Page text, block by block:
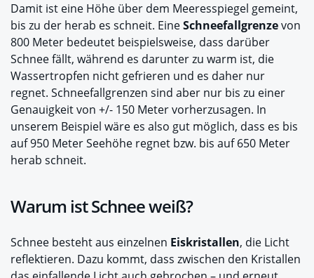
Damit ist eine Höhe über dem Meeresspiegel gemeint,
bis zu der herab es schneit. EineSchneefallgrenzevon
800 Meter bedeutet beispielsweise, dass darüber
Schnee fällt, während es darunter zu warm ist, die
Wassertropfen nicht gefrieren und es daher nur
regnet. Schneefallgrenzen sind aber nur bis zu einer
Genauigkeit von +/- 150 Meter vorherzusagen. In
unserem Beispiel wäre es also gut möglich, dass es bis
auf 950 Meter Seehöhe regnet bzw. bis auf 650 Meter
herab schneit.
Warum ist Schnee weiß?
Schnee besteht aus einzelnen Eiskristallen, die Licht
reflektieren. Dazu kommt, dass zwischen den Kristallen